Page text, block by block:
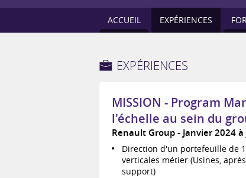
ACCUEIL EXPÉRIENCES
EXPÉRIENCES
MISSION - Program
l'échelle au sein du
Renault Group Janvier 2024
Direction d'un portefeuille de
verticales métier (Usines,
support)